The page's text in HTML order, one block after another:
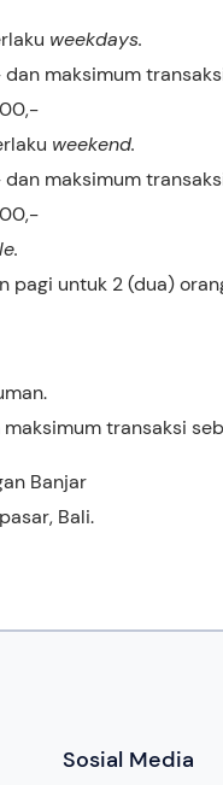
weekdays.
maksimum
weekend.
maksimum
pagi untuk 2 (dua)
transaksi
Banjar
Bali.
Sosial Media